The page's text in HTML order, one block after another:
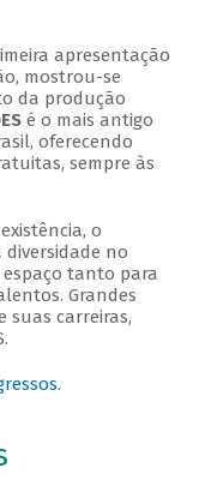
apresentação
mostrou-se
da produção
é o mais antigo
oferecendo
sempre às
o
no
tanto para
Grandes
suas carreiras,
.